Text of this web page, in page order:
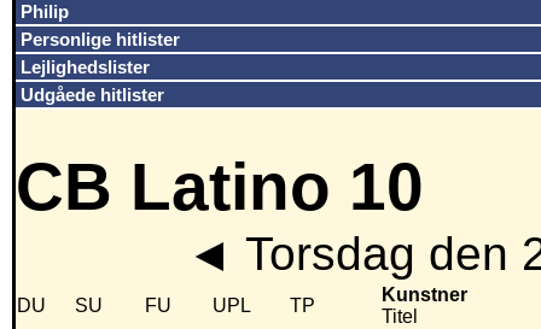
Philip
Personlige hitlister
Lejlighedslister
Udgåede hitlister
CB Latino 10
◄ Torsdag den
DU SU FU UPL TP
Kunstner
Titel